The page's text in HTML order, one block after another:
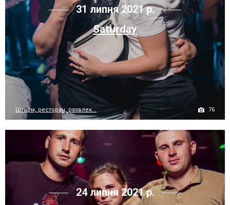
31 липня 2021 р.
Saturday
Шторм, ресторан, развлек... 76
24 липня 2021 р.